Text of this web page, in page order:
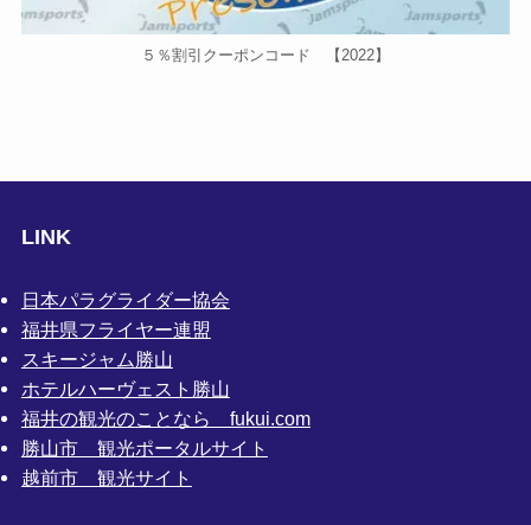
５％割引クーポンコード 【2022】
LINK
日本パラグライダー協会
福井県フライヤー連盟
スキージャム勝山
ホテルハーヴェスト勝山
福井の観光のことなら fukui.com
勝山市 観光ポータルサイト
越前市 観光サイト